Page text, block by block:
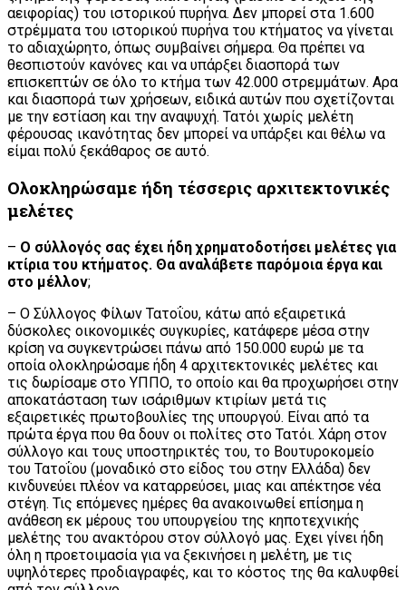
αειφορίας) του ιστορικού πυρήνα. Δεν μπορεί στα 1.600
στρέμματα του ιστορικού πυρήνα του κτήματος να γίνεται
το αδιαχώρητο, όπως συμβαίνει σήμερα. Θα πρέπει να
θεσπιστούν κανόνες και να υπάρξει διασπορά των
επισκεπτών σε όλο το κτήμα των 42.000 στρεμμάτων. Αρα
και διασπορά των χρήσεων, ειδικά αυτών που σχετίζονται
με την εστίαση και την αναψυχή. Τατόι χωρίς μελέτη
φέρουσας ικανότητας δεν μπορεί να υπάρξει και θέλω να
είμαι πολύ ξεκάθαρος σε αυτό.
Ολοκληρώσαμε ήδη τέσσερις αρχιτεκτονικές
μελέτες
– Ο σύλλογός σας έχει ήδη χρηματοδοτήσει μελέτες για
κτίρια του κτήματος. Θα αναλάβετε παρόμοια έργα και
στο μέλλον;
– Ο Σύλλογος Φίλων Τατοΐου, κάτω από εξαιρετικά
δύσκολες οικονομικές συγκυρίες, κατάφερε μέσα στην
κρίση να συγκεντρώσει πάνω από 150.000 ευρώ με τα
οποία ολοκληρώσαμε ήδη 4 αρχιτεκτονικές μελέτες και
τις δωρίσαμε στο ΥΠΠΟ, το οποίο και θα προχωρήσει στην
αποκατάσταση των ισάριθμων κτιρίων μετά τις
εξαιρετικές πρωτοβουλίες της υπουργού. Είναι από τα
πρώτα έργα που θα δουν οι πολίτες στο Τατόι. Χάρη στον
σύλλογο και τους υποστηρικτές του, το Βουτυροκομείο
του Τατοΐου (μοναδικό στο είδος του στην Ελλάδα) δεν
κινδυνεύει πλέον να καταρρεύσει, μιας και απέκτησε νέα
στέγη. Τις επόμενες ημέρες θα ανακοινωθεί επίσημα η
ανάθεση εκ μέρους του υπουργείου της κηποτεχνικής
μελέτης του ανακτόρου στον σύλλογό μας. Εχει γίνει ήδη
όλη η προετοιμασία για να ξεκινήσει η μελέτη, με τις
υψηλότερες προδιαγραφές, και το κόστος της θα καλυφθεί